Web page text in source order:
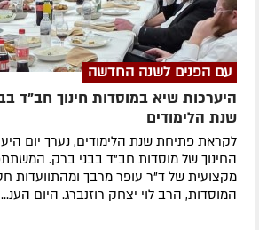
עם הפנים לשנה החדשה
היערכות שיא במוסדות חינוך חב"ד
שנת הלימודים
לקראת פתיחת שנת הלימודים, נערך יום
החינוך של מוסדות חב"ד בבני ברק.
מקצועית של ד"ר עופר מרבך ומהתוועדות
המוסדות, הרב לוי יצחק רוזנברג. היום הענ...